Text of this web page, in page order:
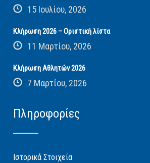
15 Ιουλίου, 2026
Κλήρωση 2026 – Οριστική λίστα
11 Μαρτίου, 2026
Κλήρωση Αθλητών 2026
7 Μαρτίου, 2026
Πληροφορίες
Ιστορικά Στοιχεία